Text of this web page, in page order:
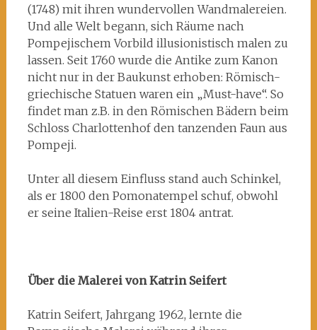
(1748) mit ihren wundervollen Wandmalereien.
Und alle Welt begann, sich Räume nach
Pompejischem Vorbild illusionistisch malen zu
lassen. Seit 1760 wurde die Antike zum Kanon
nicht nur in der Baukunst erhoben: Römisch-
griechische Statuen waren ein „Must-have“. So
findet man z.B. in den Römischen Bädern beim
Schloss Charlottenhof den tanzenden Faun aus
Pompeji.
Unter all diesem Einfluss stand auch Schinkel,
als er 1800 den Pomonatempel schuf, obwohl
er seine Italien-Reise erst 1804 antrat.
Über die Malerei von Katrin Seifert
Katrin Seifert, Jahrgang 1962, lernte die